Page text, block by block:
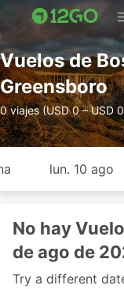
Vuelos de
Greensboro
0 viajes (USD 0 – USD
lun. 10 ago
No hay
de ago de
Try a different